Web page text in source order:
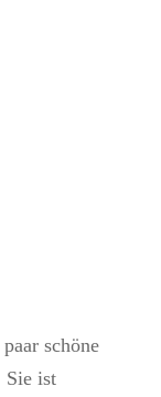
schöne
Sie ist